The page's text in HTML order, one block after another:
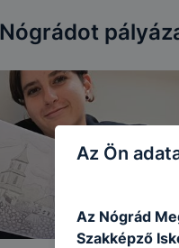
Az Ön
Az Nógrád
Szakképző